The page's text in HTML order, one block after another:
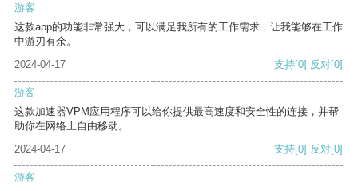
游客
这款app的功能非常强大，可以满足我所有的工作需求，让我能够在工作
中游刃有余。
2024-04-17
支持[0] 反对[0]
游客
这款加速器VPM应用程序可以给你提供最高速度和安全性的连接，并帮
助你在网络上自由移动。
2024-04-17
支持[0] 反对[0]
游客